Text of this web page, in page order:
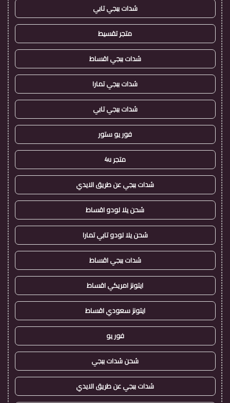
شدات ببجي تابي
متجر تقسيط
شدات ببجي اقساط
شدات ببجي تمارا
شدات ببجي تابي
فور يو ستور
متجر 4u
شدات ببجي عن طريق الايدي
شحن يلا لودو اقساط
شحن يلا لودو تابي تمارا
شدات ببجي اقساط
ايتونز امريكي اقساط
ايتونز سعودي اقساط
فور يو
شحن شدات ببجي
شدات ببجي عن طريق الايدي